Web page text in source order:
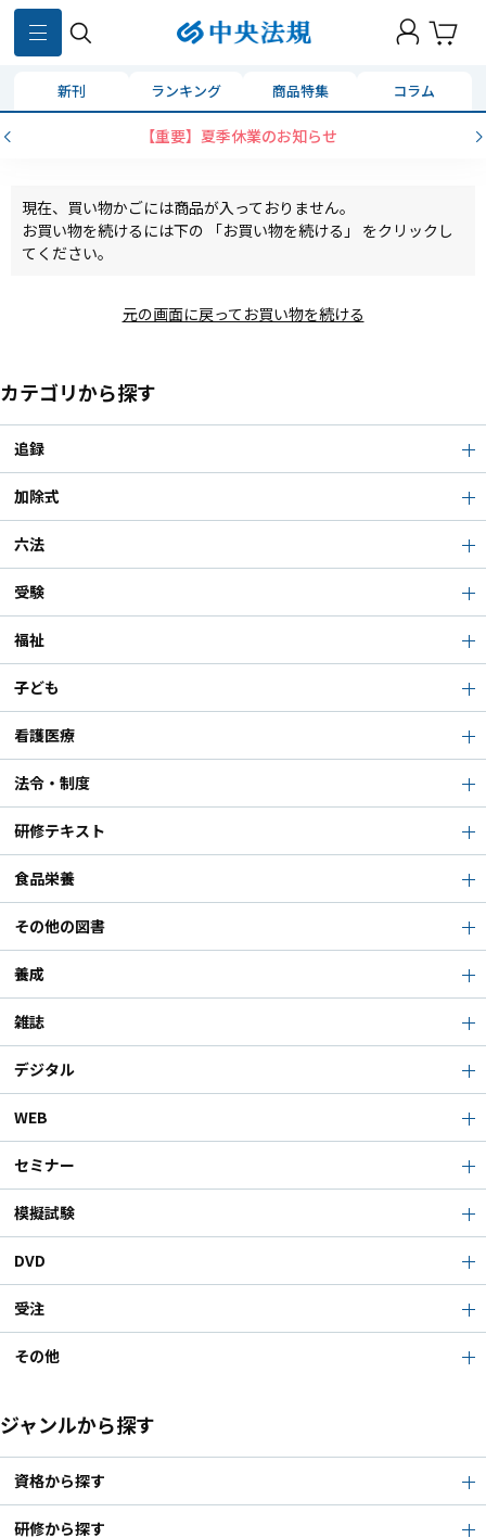
新刊 ランキング 商品特集 コラム
【重要】夏季休業のお知らせ
現在、買い物かごには商品が入っておりません。
お買い物を続けるには下の 「お買い物を続ける」 をクリックし
てください。
元の画面に戻ってお買い物を続ける
カテゴリから探す
追録
加除式
六法
受験
福祉
子ども
看護医療
法令・制度
研修テキスト
食品栄養
その他の図書
養成
雑誌
デジタル
WEB
セミナー
模擬試験
DVD
受注
その他
ジャンルから探す
資格から探す
研修から探す